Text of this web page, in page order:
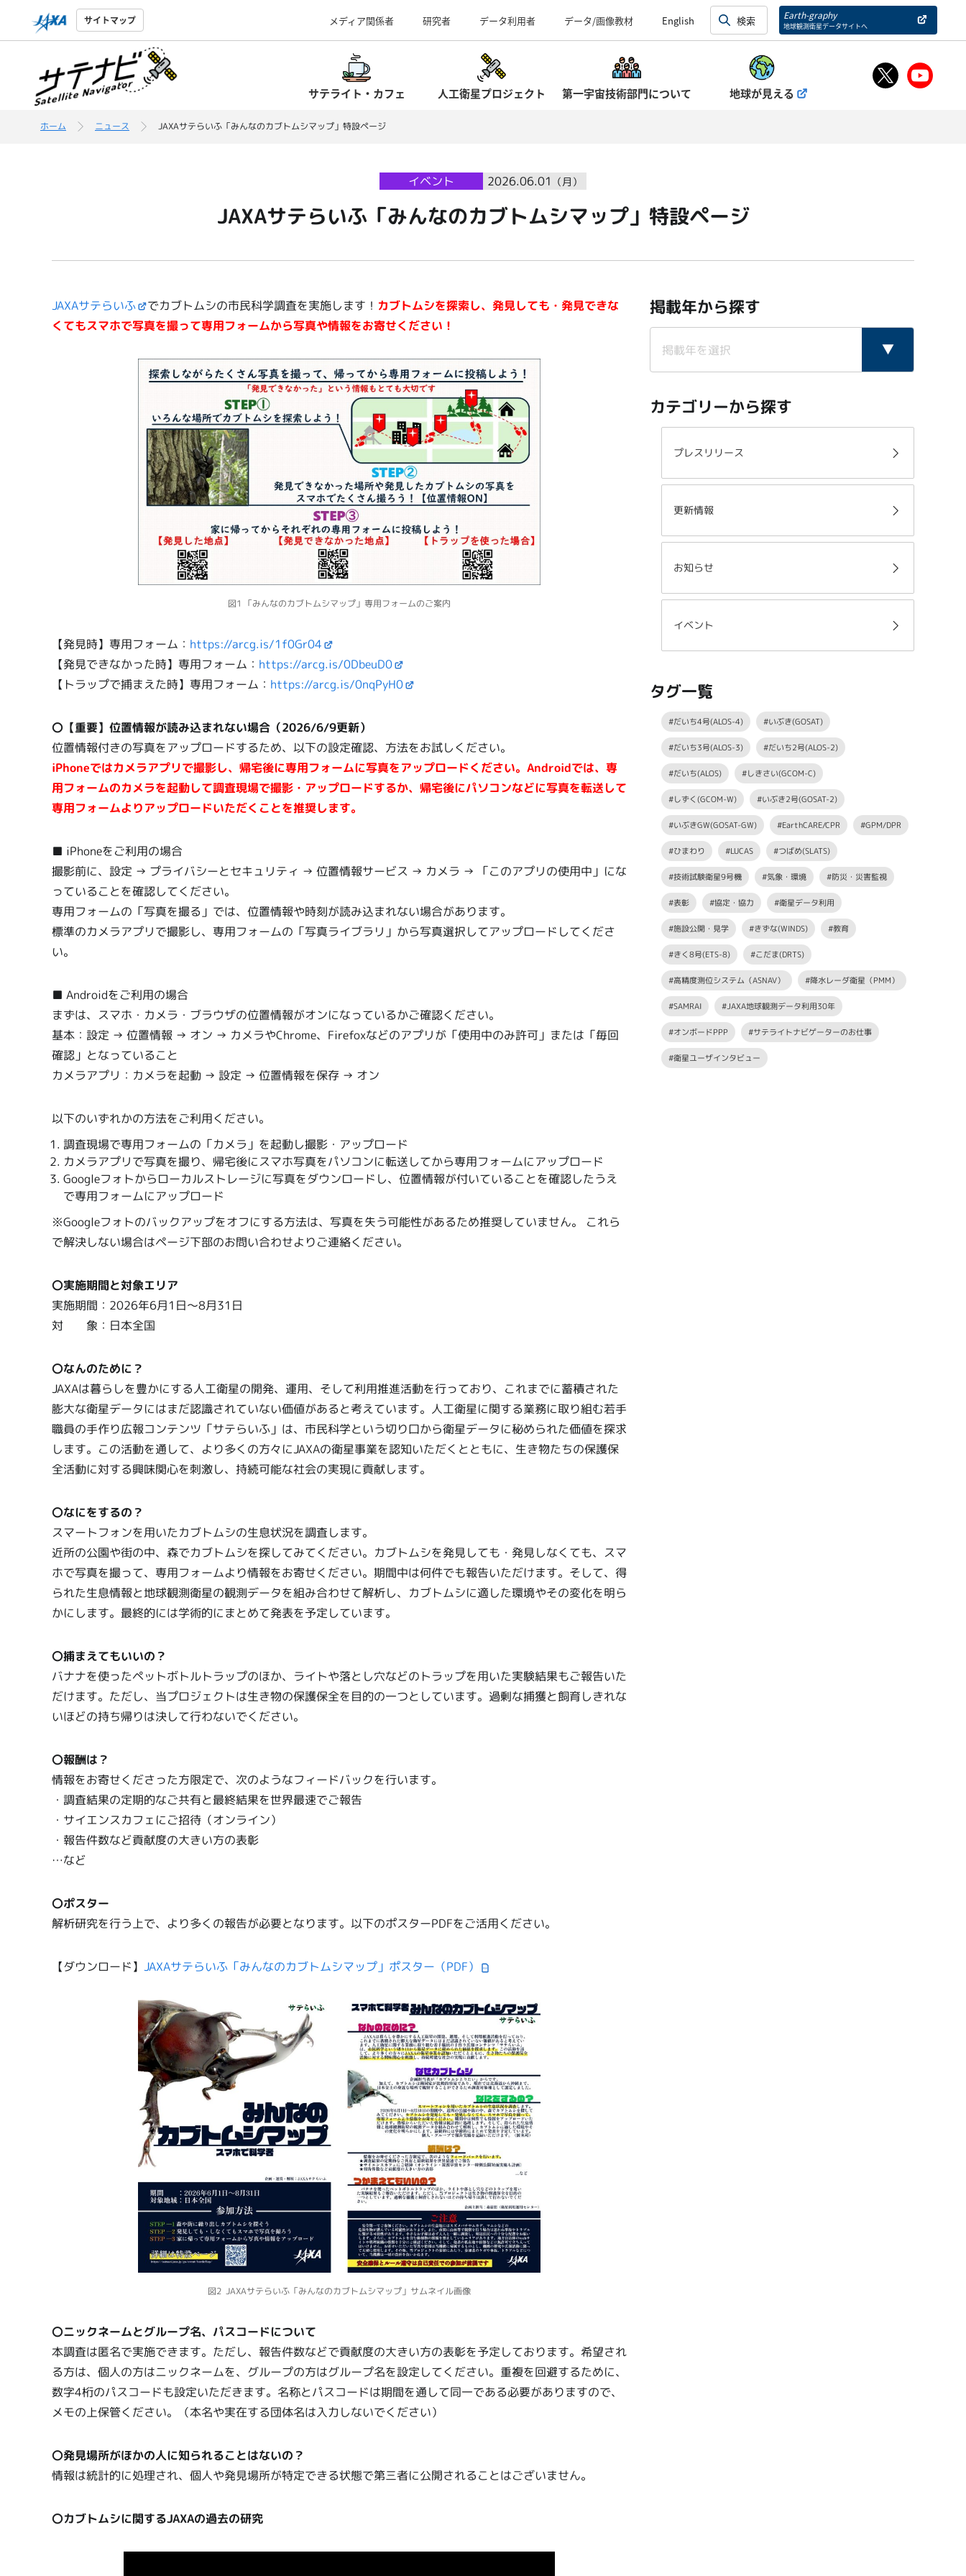
サイトマップ メディア関係者 研究者 データ利用者 データ/画像教材 English Earth-graphy
地球観測衛星データサイトへ
サテライト・カフェ 人工衛星プロジェクト 第一宇宙技術部門について 地球が見える
ホーム ニュース JAXAサテらいふ「みんなのカブトムシマップ」特設ページ
イベント 2026.06.01 （月）
JAXAサテらいふ「みんなのカブトムシマップ」特設ページ
JAXAサテらいふ でカブトムシの市民科学調査を実施します！ カブトムシを探索し、発見しても・発見できな
くてもスマホで写真を撮って専用フォームから写真や情報をお寄せください！
図1 「みんなのカブトムシマップ」専用フォームのご案内
【発見時】専用フォーム： https://arcg.is/1f0Gr04
【発見できなかった時】専用フォーム： https://arcg.is/0DbeuD0
【トラップで捕まえた時】専用フォーム： https://arcg.is/0nqPyH0
〇【重要】位置情報が読み込まれない場合（2026/6/9更新）
位置情報付きの写真をアップロードするため、以下の設定確認、方法をお試しください。
iPhoneではカメラアプリで撮影し、帰宅後に専用フォームに写真をアップロードください。Androidでは、専
用フォームのカメラを起動して調査現場で撮影・アップロードするか、帰宅後にパソコンなどに写真を転送して
専用フォームよりアップロードいただくことを推奨します。
■ iPhoneをご利用の場合
撮影前に、設定 → プライバシーとセキュリティ → 位置情報サービス → カメラ → 「このアプリの使用中」にな
っていることを確認してください。
専用フォームの「写真を撮る」では、位置情報や時刻が読み込まれない場合があります。
標準のカメラアプリで撮影し、専用フォームの「写真ライブラリ」から写真選択してアップロードしてくださ
い。
■ Androidをご利用の場合
まずは、スマホ・カメラ・ブラウザの位置情報がオンになっているかご確認ください。
基本：設定 → 位置情報 → オン → カメラやChrome、Firefoxなどのアプリが「使用中のみ許可」または「毎回
確認」となっていること
カメラアプリ：カメラを起動 → 設定 → 位置情報を保存 → オン
以下のいずれかの方法をご利用ください。
調査現場で専用フォームの「カメラ」を起動し撮影・アップロード
カメラアプリで写真を撮り、帰宅後にスマホ写真をパソコンに転送してから専用フォームにアップロード
Googleフォトからローカルストレージに写真をダウンロードし、位置情報が付いていることを確認したうえ
で専用フォームにアップロード
※Googleフォトのバックアップをオフにする方法は、写真を失う可能性があるため推奨していません。 これら
で解決しない場合はページ下部のお問い合わせよりご連絡ください。
〇実施期間と対象エリア
実施期間：2026年6月1日～8月31日
対 象：日本全国
〇なんのために？
JAXAは暮らしを豊かにする人工衛星の開発、運用、そして利用推進活動を行っており、これまでに蓄積された
膨大な衛星データにはまだ認識されていない価値があると考えています。人工衛星に関する業務に取り組む若手
職員の手作り広報コンテンツ「サテらいふ」は、市民科学という切り口から衛星データに秘められた価値を探求
します。この活動を通して、より多くの方々にJAXAの衛星事業を認知いただくとともに、生き物たちの保護保
全活動に対する興味関心を刺激し、持続可能な社会の実現に貢献します。
〇なにをするの？
スマートフォンを用いたカブトムシの生息状況を調査します。
近所の公園や街の中、森でカブトムシを探してみてください。カブトムシを発見しても・発見しなくても、スマ
ホで写真を撮って、専用フォームより情報をお寄せください。期間中は何件でも報告いただけます。そして、得
られた生息情報と地球観測衛星の観測データを組み合わせて解析し、カブトムシに適した環境やその変化を明ら
かにします。最終的には学術的にまとめて発表を予定しています。
〇捕まえてもいいの？
バナナを使ったペットボトルトラップのほか、ライトや落とし穴などのトラップを用いた実験結果もご報告いた
だけます。ただし、当プロジェクトは生き物の保護保全を目的の一つとしています。過剰な捕獲と飼育しきれな
いほどの持ち帰りは決して行わないでください。
〇報酬は？
情報をお寄せくださった方限定で、次のようなフィードバックを行います。
・調査結果の定期的なご共有と最終結果を世界最速でご報告
・サイエンスカフェにご招待（オンライン）
・報告件数など貢献度の大きい方の表彰
…など
〇ポスター
解析研究を行う上で、より多くの報告が必要となります。以下のポスターPDFをご活用ください。
【ダウンロード】 JAXAサテらいふ「みんなのカブトムシマップ」ポスター（PDF）
図2 JAXAサテらいふ「みんなのカブトムシマップ」サムネイル画像
〇ニックネームとグループ名、パスコードについて
本調査は匿名で実施できます。ただし、報告件数などで貢献度の大きい方の表彰を予定しております。希望され
る方は、個人の方はニックネームを、グループの方はグループ名を設定してください。重複を回避するために、
数字4桁のパスコードも設定いただきます。名称とパスコードは期間を通して同一である必要がありますので、
メモの上保管ください。（本名や実在する団体名は入力しないでください）
〇発見場所がほかの人に知られることはないの？
情報は統計的に処理され、個人や発見場所が特定できる状態で第三者に公開されることはございません。
〇カブトムシに関するJAXAの過去の研究
掲載年から探す
カテゴリーから探す
プレスリリース
更新情報
お知らせ
イベント
タグ一覧
#だいち4号(ALOS-4) #いぶき(GOSAT)
#だいち3号(ALOS-3) #だいち2号(ALOS-2)
#だいち(ALOS) #しきさい(GCOM-C)
#しずく(GCOM-W) #いぶき2号(GOSAT-2)
#いぶきGW(GOSAT-GW) #EarthCARE/CPR #GPM/DPR
#ひまわり #LUCAS #つばめ(SLATS)
#技術試験衛星9号機 #気象・環境 #防災・災害監視
#表彰 #協定・協力 #衛星データ利用
#施設公開・見学 #きずな(WINDS) #教育
#きく8号(ETS-8) #こだま(DRTS)
#高精度測位システム（ASNAV） #降水レーダ衛星（PMM）
#SAMRAI #JAXA地球観測データ利用30年
#オンボードPPP #サテライトナビゲーターのお仕事
#衛星ユーザインタビュー